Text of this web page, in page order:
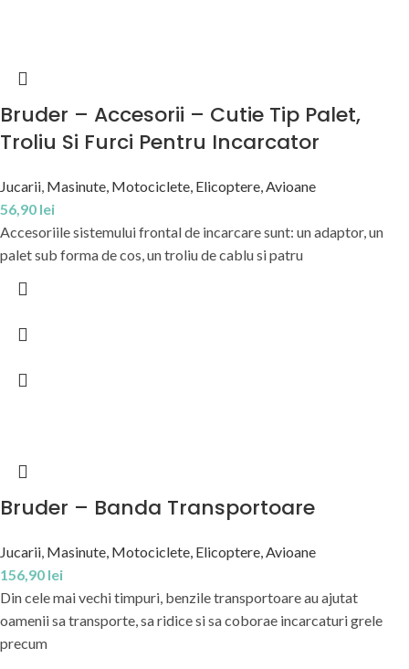
Bruder – Accesorii – Cutie Tip Palet,
Troliu Si Furci Pentru Incarcator
Jucarii, Masinute, Motociclete, Elicoptere, Avioane
56,90 lei
Accesoriile sistemului frontal de incarcare sunt: un adaptor, un
palet sub forma de cos, un troliu de cablu si patru
Bruder – Banda Transportoare
Jucarii, Masinute, Motociclete, Elicoptere, Avioane
156,90 lei
Din cele mai vechi timpuri, benzile transportoare au ajutat
oamenii sa transporte, sa ridice si sa coborae incarcaturi grele
precum